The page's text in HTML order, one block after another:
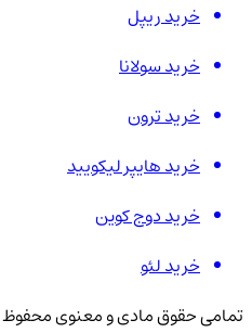
خرید ریپل
خرید سولانا
خرید ترون
خرید هایپر لیکویید
خرید دوج کوین
خرید لئو
تمامی حقوق مادی و معنوی